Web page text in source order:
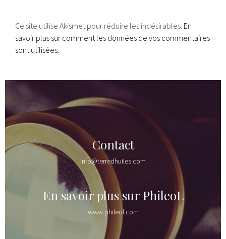
Ce site utilise Akismet pour réduire les indésirables. En
savoir plus sur comment les données de vos commentaires
sont utilisées
Contact
info@terredhuiles.com
En savoir plus sur PhileoL
www.phileol.com